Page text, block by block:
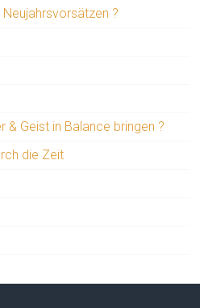
?
& Geist in Balance bringen ?
die Zeit